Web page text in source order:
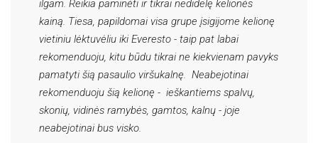
ilgam. Reikia paminėti ir tikrai nedidelę kelionės
kainą. Tiesa, papildomai visa grupe įsigijome kelionę
vietiniu lėktuvėliu iki Everesto - taip pat labai
rekomenduoju, kitu būdu tikrai ne kiekvienam pavyks
pamatyti šią pasaulio viršukalnę. Neabejotinai
rekomenduoju šią kelionę - ieškantiems spalvų,
skonių, vidinės ramybės, gamtos, kalnų - joje
neabejotinai bus visko.